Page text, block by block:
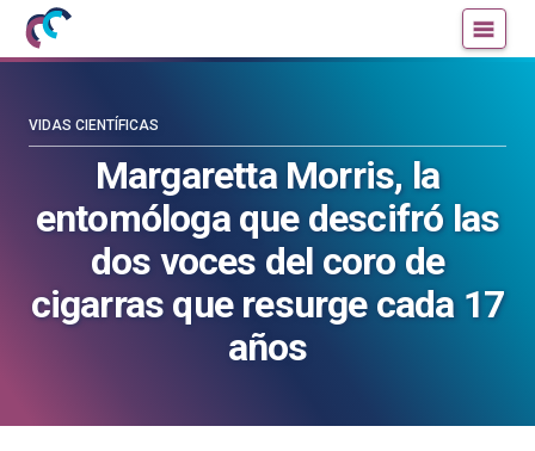
Mujeres
con
Cultura
UPV/EHU
blog
Cultura
UPV/EHU
Margaretta Morris, la
entomóloga que descifró las
dos voces del coro de
cigarras que resurge cada 17
años
VIDAS CIENTÍFICAS